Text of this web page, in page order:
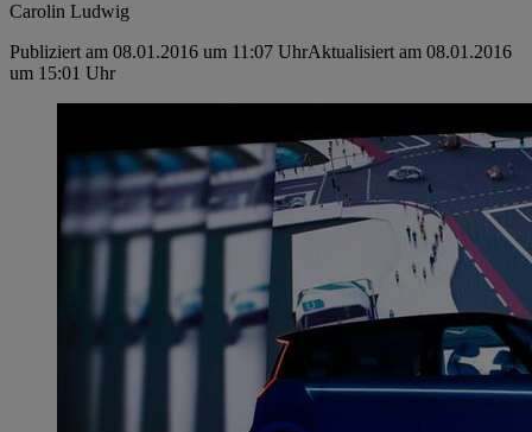
Carolin Ludwig
Publiziert am 08.01.2016 um 11:07 UhrAktualisiert am 08.01.2016
um 15:01 Uhr